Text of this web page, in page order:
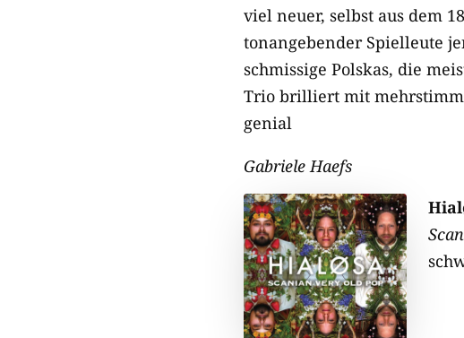
viel neuer, selbst aus dem
tonangebender Spielleute
schmissige Polskas, die
Trio brilliert mit
genial
Gabriele Haefs